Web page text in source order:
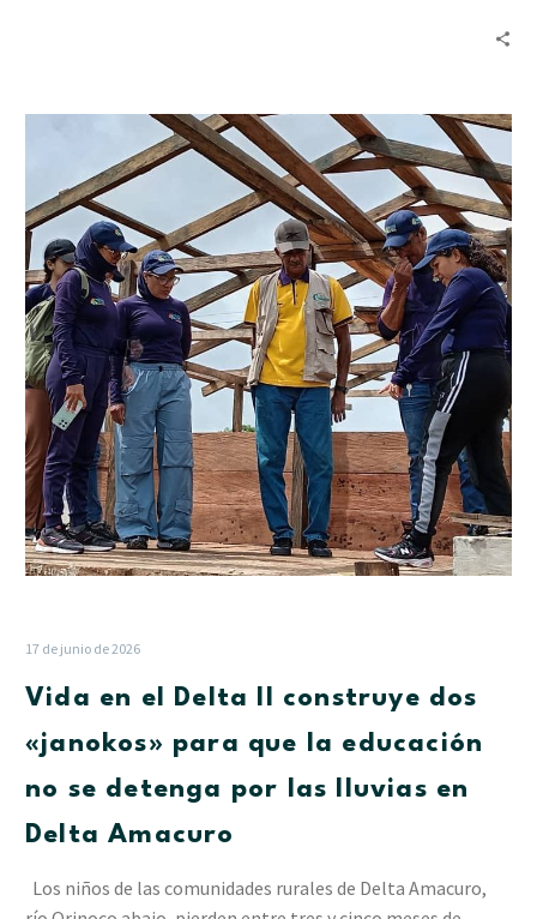
Vida
en
el
Delta
II
construye
dos
«janokos»
para
que
educación
no
se
detenga
por
Delta
Amacuro
17 de junio de 2026
Vida en el Delta II construye dos
«janokos» para que la educación
no se detenga por las lluvias en
Delta Amacuro
Los niños de las comunidades rurales de Delta Amacuro,